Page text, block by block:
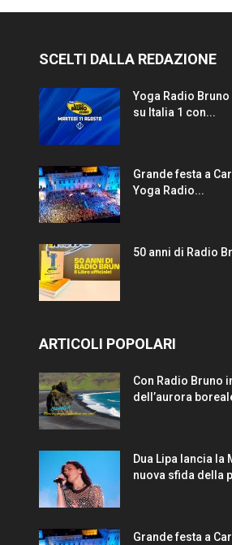
SCELTI DALLA REDAZIONE
Yoga Radio
su Italia 1 con...
Grande festa a
Yoga Radio...
50 anni di Radio
ARTICOLI POPOLARI
Con Radio Bruno
dell’aurora
Dua Lipa lancia la
nuova sfida della
Grande festa a